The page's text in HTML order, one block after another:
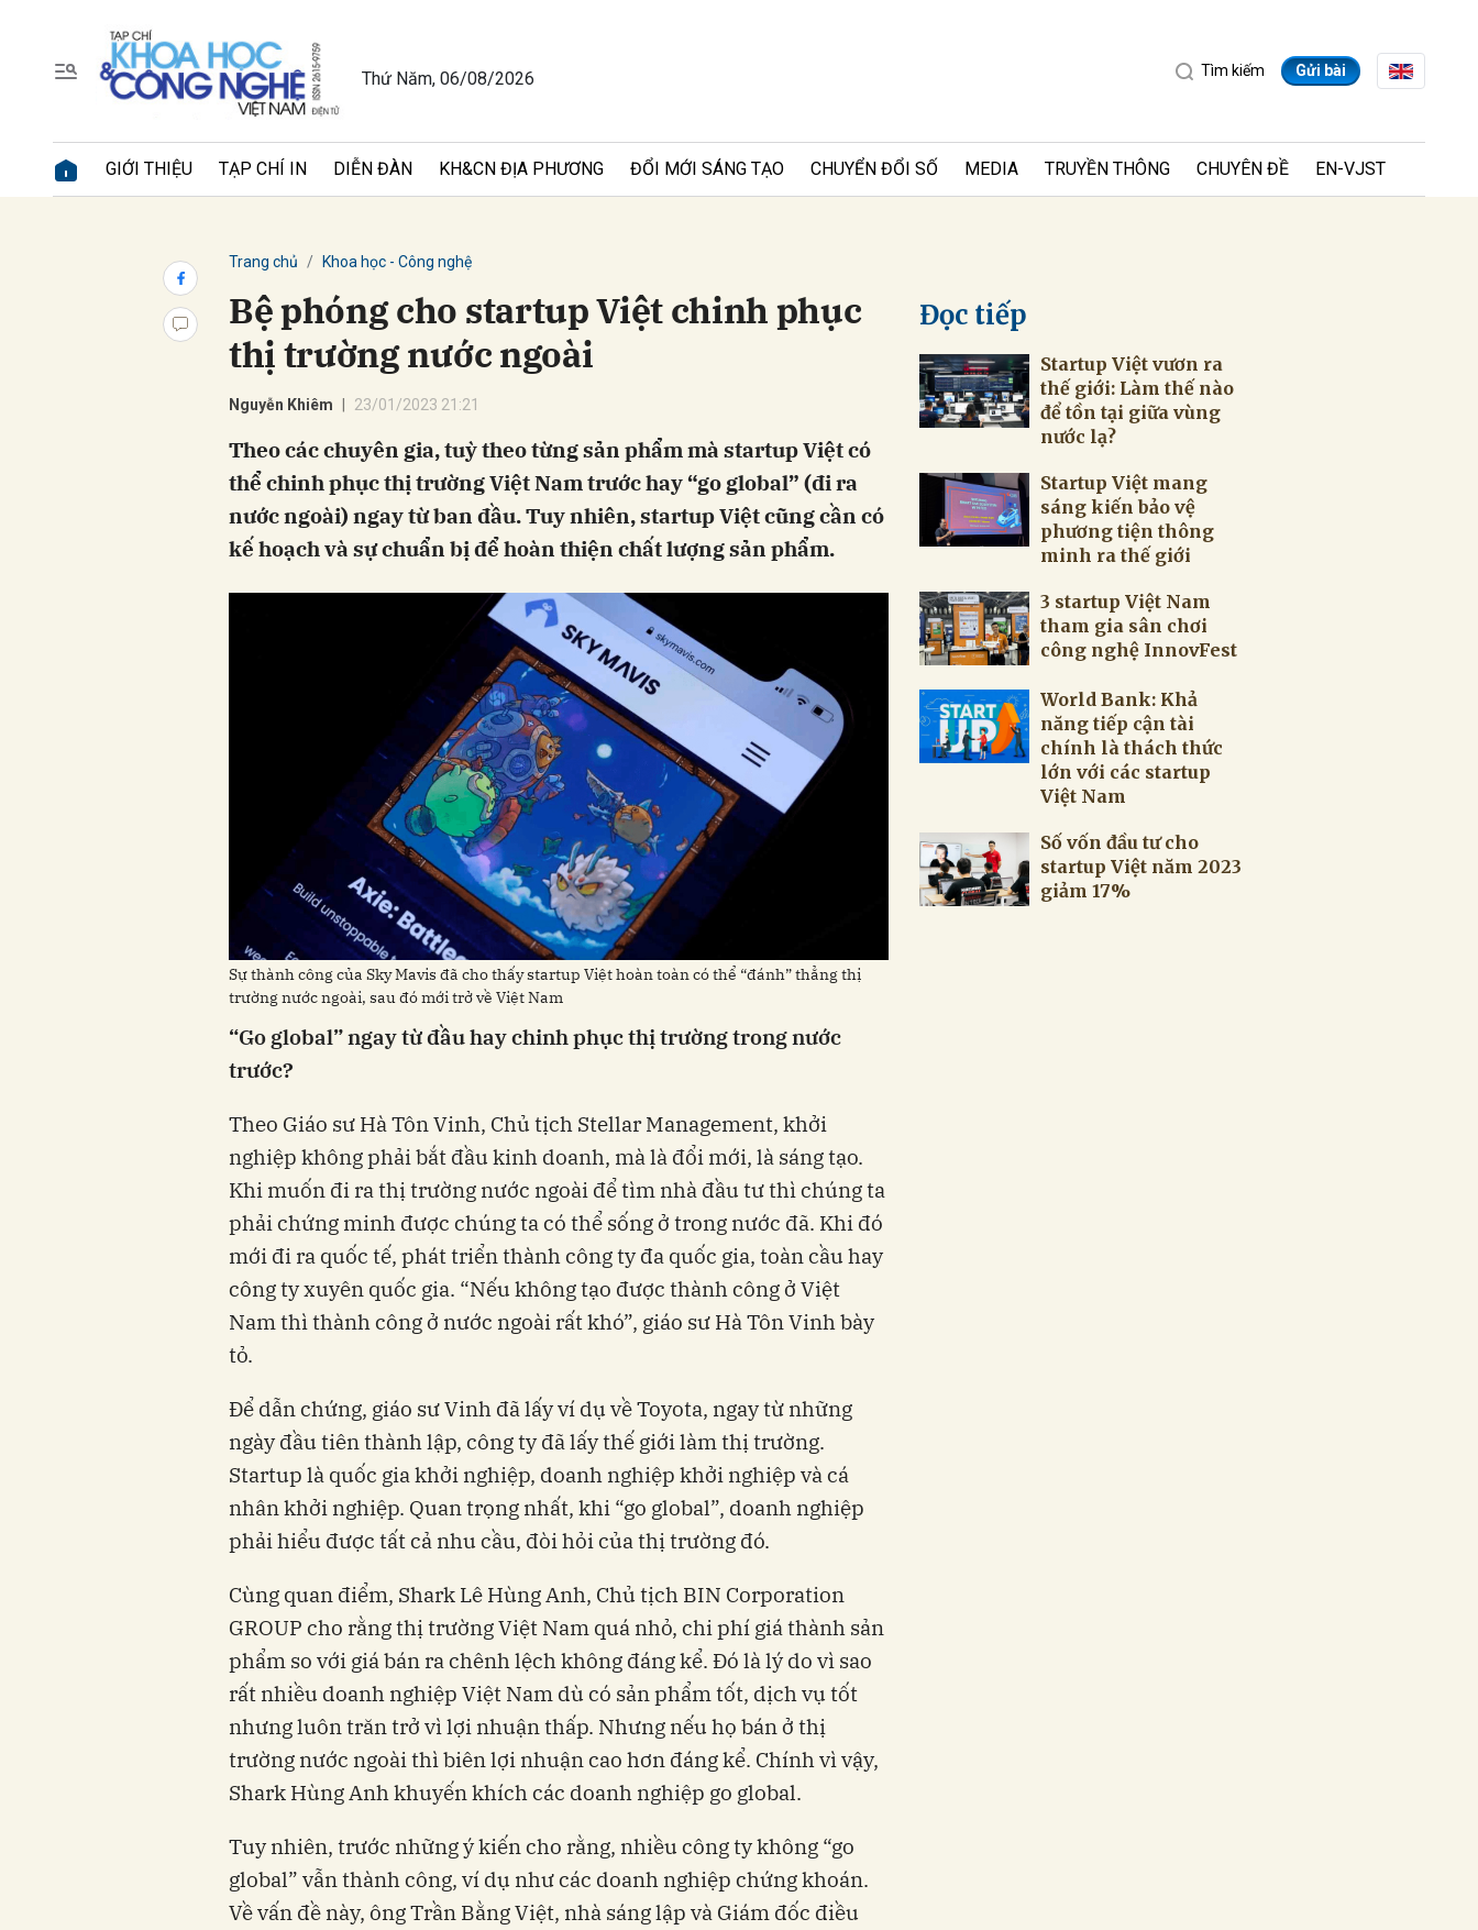
Thứ Năm, 06/08/2026 Tìm kiếm Gửi bài
GIỚI THIỆU TẠP CHÍ IN DIỄN ĐÀN KH&CN ĐỊA PHƯƠNG ĐỔI MỚI SÁNG TẠO CHUYỂN ĐỔI SỐ MEDIA TRUYỀN THÔNG CHUYÊN ĐỀ EN-VJST
Trang chủ Khoa học - Công nghệ
Bệ phóng cho startup Việt chinh phục
thị trường nước ngoài
Nguyễn Khiêm 23/01/2023 21:21
Theo các chuyên gia, tuỳ theo từng sản phẩm mà startup Việt có
thể chinh phục thị trường Việt Nam trước hay “go global” (đi ra
nước ngoài) ngay từ ban đầu. Tuy nhiên, startup Việt cũng cần có
kế hoạch và sự chuẩn bị để hoàn thiện chất lượng sản phẩm.
Sự thành công của Sky Mavis đã cho thấy startup Việt hoàn toàn có thể “đánh” thẳng thị
trường nước ngoài, sau đó mới trở về Việt Nam
“Go global” ngay từ đầu hay chinh phục thị trường trong nước
trước?
Theo Giáo sư Hà Tôn Vinh, Chủ tịch Stellar Management, khởi
nghiệp không phải bắt đầu kinh doanh, mà là đổi mới, là sáng tạo.
Khi muốn đi ra thị trường nước ngoài để tìm nhà đầu tư thì chúng ta
phải chứng minh được chúng ta có thể sống ở trong nước đã. Khi đó
mới đi ra quốc tế, phát triển thành công ty đa quốc gia, toàn cầu hay
công ty xuyên quốc gia. “Nếu không tạo được thành công ở Việt
Nam thì thành công ở nước ngoài rất khó”, giáo sư Hà Tôn Vinh bày
tỏ.
Để dẫn chứng, giáo sư Vinh đã lấy ví dụ về Toyota, ngay từ những
ngày đầu tiên thành lập, công ty đã lấy thế giới làm thị trường.
Startup là quốc gia khởi nghiệp, doanh nghiệp khởi nghiệp và cá
nhân khởi nghiệp. Quan trọng nhất, khi “go global”, doanh nghiệp
phải hiểu được tất cả nhu cầu, đòi hỏi của thị trường đó.
Cùng quan điểm, Shark Lê Hùng Anh, Chủ tịch BIN Corporation
GROUP cho rằng thị trường Việt Nam quá nhỏ, chi phí giá thành sản
phẩm so với giá bán ra chênh lệch không đáng kể. Đó là lý do vì sao
rất nhiều doanh nghiệp Việt Nam dù có sản phẩm tốt, dịch vụ tốt
nhưng luôn trăn trở vì lợi nhuận thấp. Nhưng nếu họ bán ở thị
trường nước ngoài thì biên lợi nhuận cao hơn đáng kể. Chính vì vậy,
Shark Hùng Anh khuyến khích các doanh nghiệp go global.
Tuy nhiên, trước những ý kiến cho rằng, nhiều công ty không “go
global” vẫn thành công, ví dụ như các doanh nghiệp chứng khoán.
Về vấn đề này, ông Trần Bằng Việt, nhà sáng lập và Giám đốc điều
Đọc tiếp
Startup Việt vươn ra
thế giới: Làm thế nào
để tồn tại giữa vùng
nước lạ?
sáng kiến ​​bảo vệ
phương tiện thông
3 startup Việt Nam
tham gia sân chơi
công nghệ InnovFest
World Bank: Khả
năng tiếp cận tài
chính là thách thức
lớn với các startup
Việt Nam
Số vốn đầu tư cho
startup Việt năm 2023
giảm 17%
Gửi